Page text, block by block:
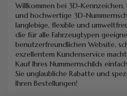
Willkommen bei 3D-
und hochwertige 3D-
langlebige, flexible und
die für alle Fahrzeugtypen
benutzerfreundlichen Website,
exzellentem Kundenservice
Kauf Ihres Nummernschilds
Sie unglaubliche Rabatte und
Ihren Bestellungen!